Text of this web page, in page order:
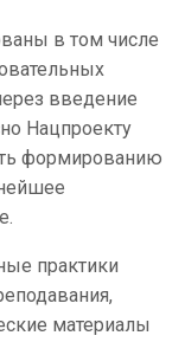
в том числе
введение
Нацпроекту
формированию
практики
материалы